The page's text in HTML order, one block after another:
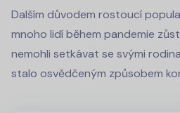
Dalším důvodem rostoucí
mnoho lidí během pandemie
nemohli setkávat se svými
stalo osvědčeným způsobem